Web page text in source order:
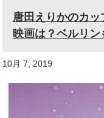
唐田えりかのカ
映画は？ベルリン
10月 7, 2019